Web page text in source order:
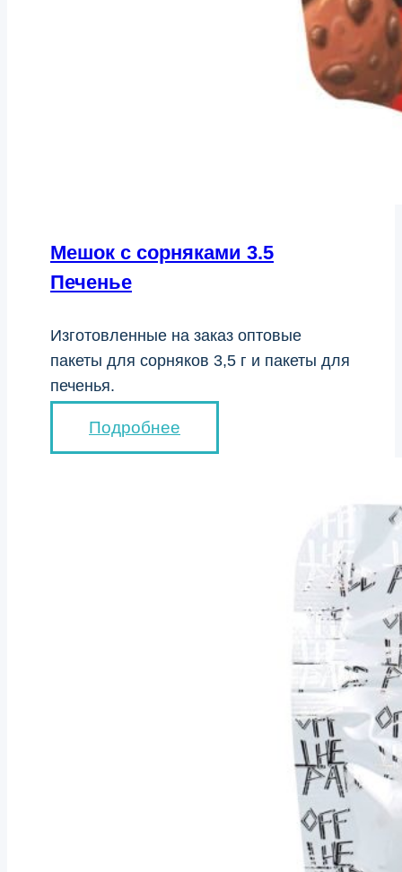
Мешок с сорняками 3.5
Печенье
Изготовленные на заказ оптовые
пакеты для сорняков 3,5 г и пакеты для
печенья.
Подробнее